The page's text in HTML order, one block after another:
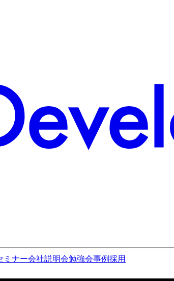
ミナー会社説明会勉強会事例採用